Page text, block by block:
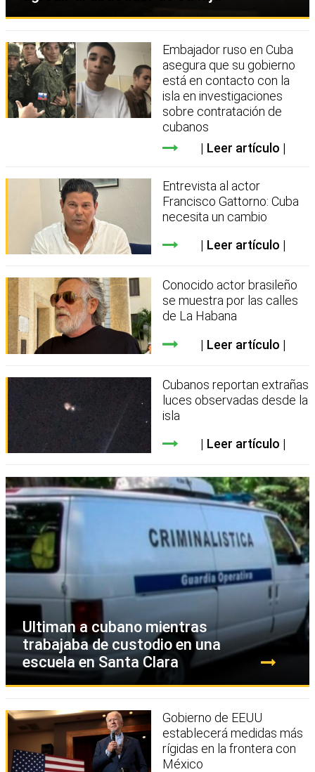
Embajador ruso en Cuba
asegura que su gobierno
está en contacto con la
isla en investigaciones
sobre contratación de
cubanos
Leer artículo
Entrevista al actor
Francisco Gattorno: Cuba
necesita un cambio
Leer artículo
Conocido actor brasileño
se muestra por las calles
de La Habana
Leer artículo
Cubanos reportan extrañas
luces observadas desde la
isla
Leer artículo
Ultiman a cubano mientras
trabajaba de custodio en una
escuela en Santa Clara
Gobierno de EEUU
establecerá medidas más
rígidas en la frontera con
México